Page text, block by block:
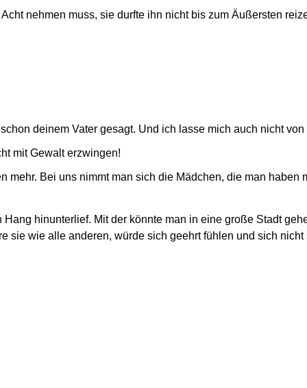
nehmen muss, sie durfte ihn nicht bis zum Äußersten
deinem Vater gesagt. Und ich lasse mich auch nicht von
mit Gewalt erzwingen!
mehr. Bei uns nimmt man sich die Mädchen, die man haben
hinunterlief. Mit der könnte man in eine große Stadt
sie wie alle anderen, würde sich geehrt fühlen und sich